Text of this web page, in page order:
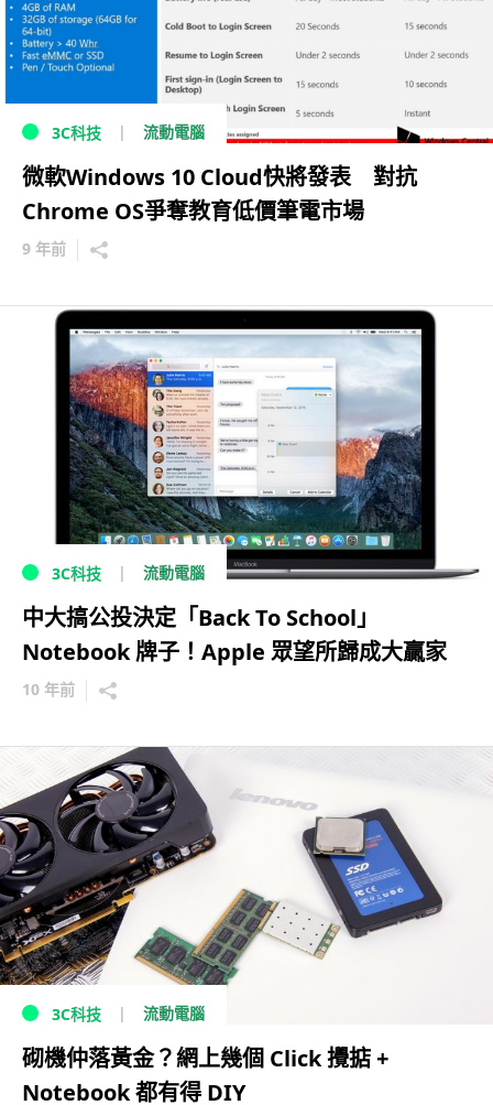
3C科技 流動電腦
微軟Windows 10 Cloud快將發表 對抗
Chrome OS爭奪教育低價筆電市場
9 年前
3C科技 流動電腦
中大搞公投決定「Back To School」
Notebook 牌子！Apple 眾望所歸成大贏家
10 年前
3C科技 流動電腦
砌機仲落黃金？網上幾個 Click 攪掂 +
Notebook 都有得 DIY